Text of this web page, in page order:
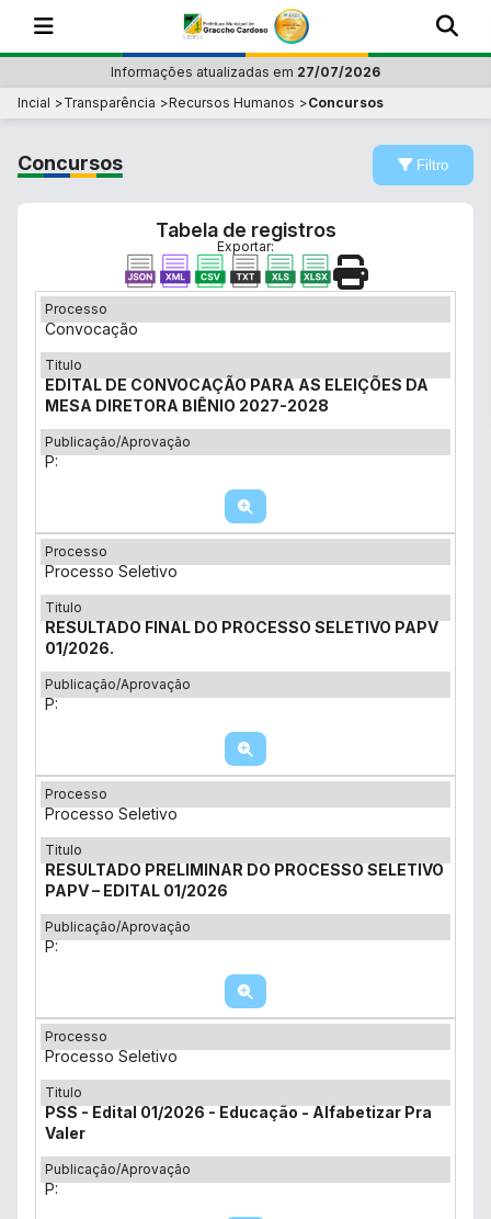
Informações atualizadas em 27/07/2026
Incial
Transparência Recursos Humanos Concursos
Concursos Filtro
Tabela de registros
Exportar:
Processo
Convocação
Titulo
EDITAL DE CONVOCAÇÃO PARA AS ELEIÇÕES DA
MESA DIRETORA BIÊNIO 2027-2028
Publicação/Aprovação
P:
Processo
Processo Seletivo
Titulo
RESULTADO FINAL DO PROCESSO SELETIVO PAPV
01/2026.
Publicação/Aprovação
P:
Processo
Processo Seletivo
Titulo
RESULTADO PRELIMINAR DO PROCESSO SELETIVO
PAPV – EDITAL 01/2026
Publicação/Aprovação
P:
Processo
Processo Seletivo
Titulo
PSS - Edital 01/2026 - Educação - Alfabetizar Pra
Valer
Publicação/Aprovação
P: